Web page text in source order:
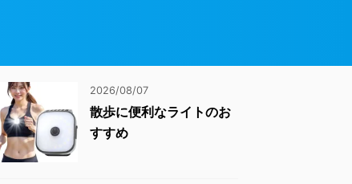
2026/08/07
散歩に便利なライトのお
すすめ